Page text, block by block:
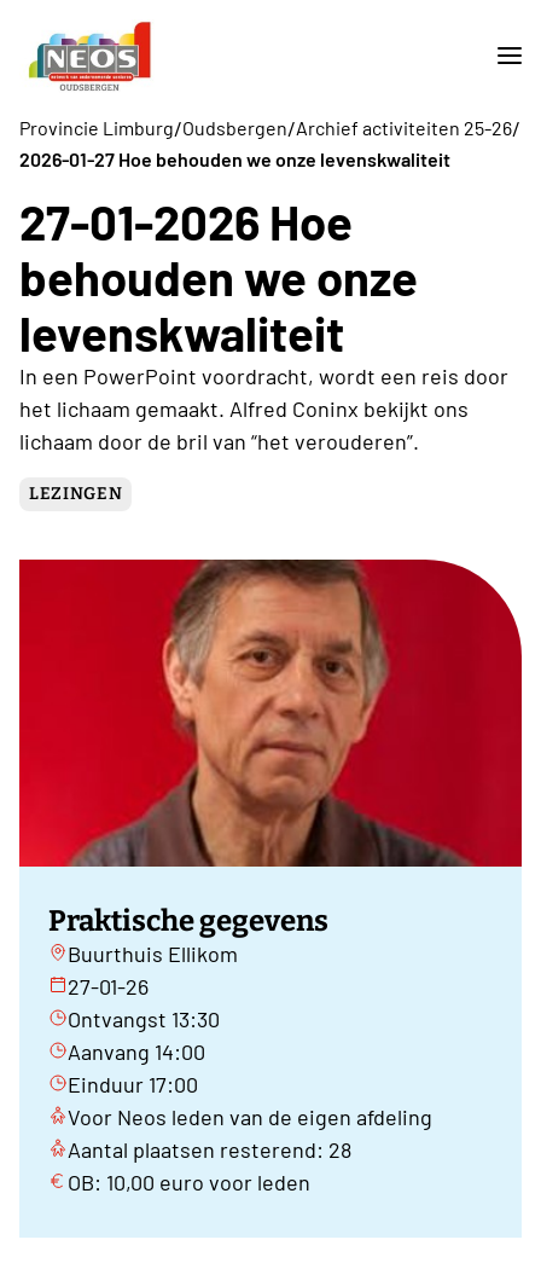
Provincie Limburg/Oudsbergen/Archief activiteiten 25-26/
2026-01-27 Hoe behouden we onze levenskwaliteit
27-01-2026 Hoe
behouden we onze
levenskwaliteit
In een PowerPoint voordracht, wordt een reis door
het lichaam gemaakt. Alfred Coninx bekijkt ons
lichaam door de bril van “het verouderen”.
LEZINGEN
Praktische gegevens
Buurthuis Ellikom
27-01-26
Ontvangst 13:30
Aanvang 14:00
Einduur 17:00
Voor Neos leden van de eigen afdeling
Aantal plaatsen resterend: 28
OB: 10,00 euro voor leden